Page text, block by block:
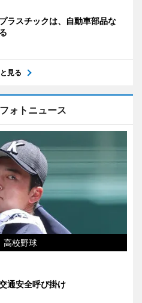
ラスチックは、自動車部品な
見る
ォトニュース
校野球
通安全呼び掛け